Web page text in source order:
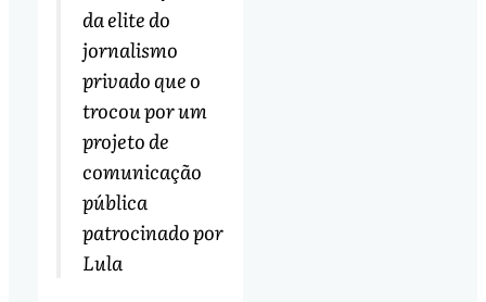
da elite do
jornalismo
privado que o
trocou por um
projeto de
comunicação
pública
patrocinado por
Lula